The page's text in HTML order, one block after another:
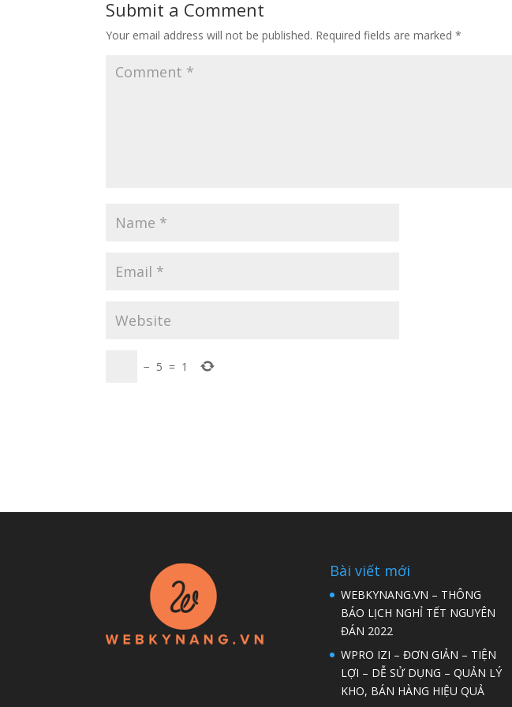
Submit a Comment
Your email address will not be published. Required fields are marked*
− 5 = 1
Bài viết mới
WEBKYNANG.VN – THÔNG
BÁO LỊCH NGHỈ TẾT NGUYÊN
ĐÁN 2022
WPRO IZI – ĐƠN GIẢN – TIỆN
LỢI – DỄ SỬ DỤNG – QUẢN LÝ
KHO, BÁN HÀNG HIỆU QUẢ